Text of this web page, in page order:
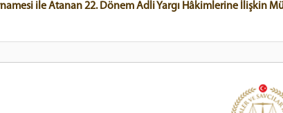
ile Atanan 22. Dönem Adli Yargı Hâkimlerine İlişkin